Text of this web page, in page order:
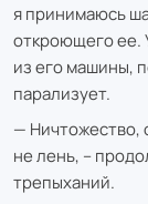
я принимаюсь
откроющего ее.
из его машины,
парализует.
— Ничтожество,
не лень, –
трепыханий.